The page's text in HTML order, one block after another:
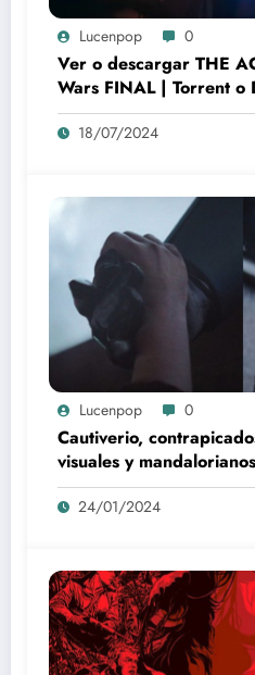
Lucenpop 0
Ver o descargar THE
Wars FINAL | Torrent o
4K Atmos
18/07/2024
Lucenpop 0
Cautiverio,
visuales y
obra maestra de la
24/01/2024